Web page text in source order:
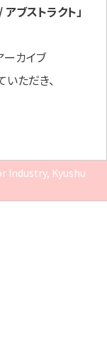
ブストラクト」
ーカイブ
ただき、
Industry, Kyushu